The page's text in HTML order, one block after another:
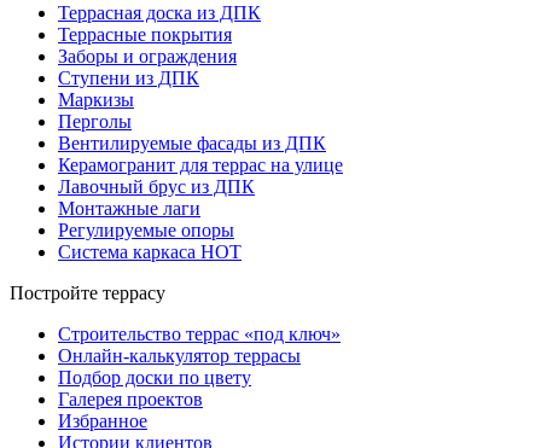
Террасная доска из ДПК
Террасные покрытия
Заборы и ограждения
Ступени из ДПК
Маркизы
Перголы
Вентилируемые фасады из ДПК
Керамогранит для террас на улице
Лавочный брус из ДПК
Монтажные лаги
Регулируемые опоры
Система каркаса НОТ
Постройте террасу
Строительство террас «под ключ»
Онлайн-калькулятор террасы
Подбор доски по цвету
Галерея проектов
Избранное
Истории клиентов